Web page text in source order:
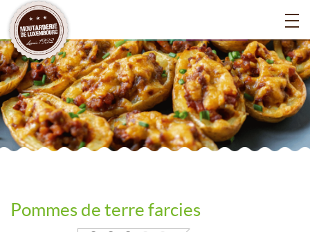
Pommes de terre farcies